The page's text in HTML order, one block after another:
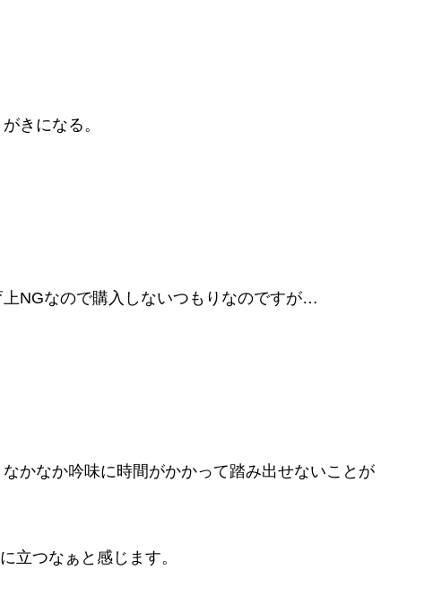
きになる。
NGなので購入しないつもりなのですが…
かなか吟味に時間がかかって踏み出せないことが
立つなぁと感じます。